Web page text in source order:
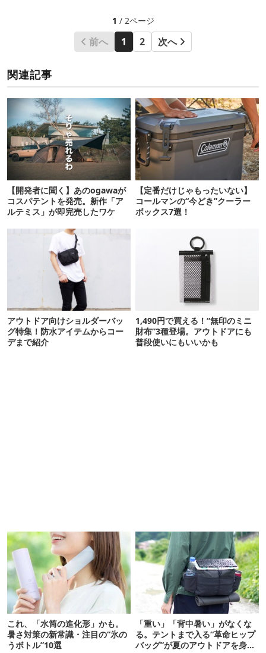
1 / 2ページ
前へ 1 2 次へ
関連記事
【開発者に聞く】あのogawaが
コスパテントを発売。新作「ア
ルテミス」が即完売したワケ
【定番だけじゃもったいない】
コールマンの“今どき”クーラー
ボックス7選！
アウトドア向けショルダーバッ
グ特集！防水アイテムからコー
デまで紹介
1,490円で買える！“無印のミニ
財布”3種登場。アウトドアにも
普段使いにもいいかも
これ、「水筒の進化形」かも。
暑さ対策の新常識・注目の“氷の
うボトル”10選
「重い」「背中暑い」がなくな
る。テントまで入る“革命ヒップ
バッグ”が夏のアウトドアを身軽